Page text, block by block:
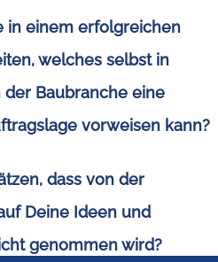
in einem erfolgreichen
welches selbst in
Baubranche eine
vorweisen kann?
dass von der
Deine Ideen und
genommen wird?